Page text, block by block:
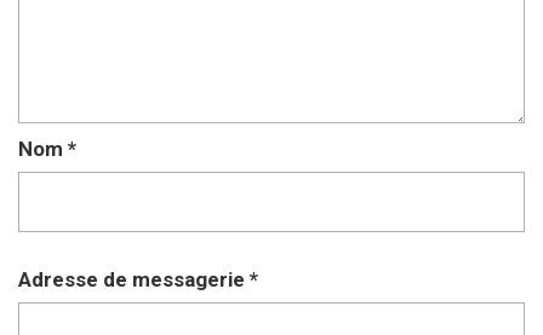
Nom *
Adresse de messagerie *